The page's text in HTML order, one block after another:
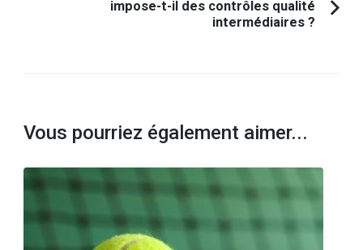
impose-t-il des contrôles qualité
intermédiaires ?
Vous pourriez également aimer...